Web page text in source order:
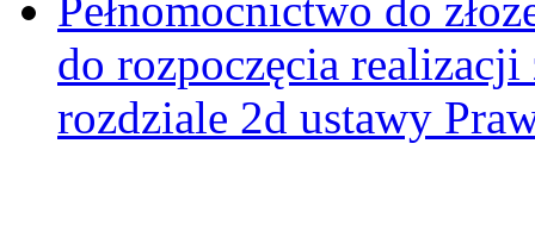
Pełnomocnictwo do
do rozpoczęcia
rozdziale 2d ustawy